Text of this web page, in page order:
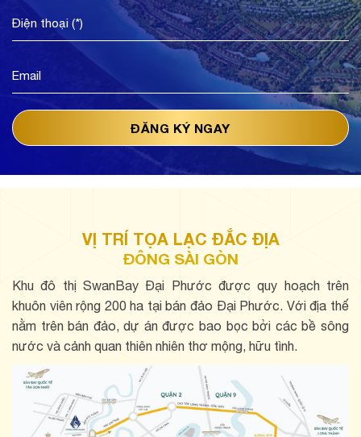
VỊ TRÍ TỌA LẠC ĐẮC ĐỊA
ĐÔNG SÀI GÒN
Khu đô thị SwanBay Đại Phước được quy hoạch trên
khuôn viên rộng 200 ha tại bán đảo Đại Phước. Với địa thế
nằm trên bán đảo, dự án được bao bọc bởi các bề sông
nước và cảnh quan thiên nhiên thơ mộng, hữu tình.